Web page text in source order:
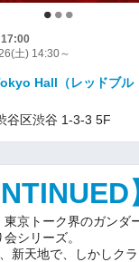
土) 14:30～
Hall（レッドブル
谷区渋谷 1-3-3 5F
京トーク界のガンダ
シリーズ。
新天地で、しかしク